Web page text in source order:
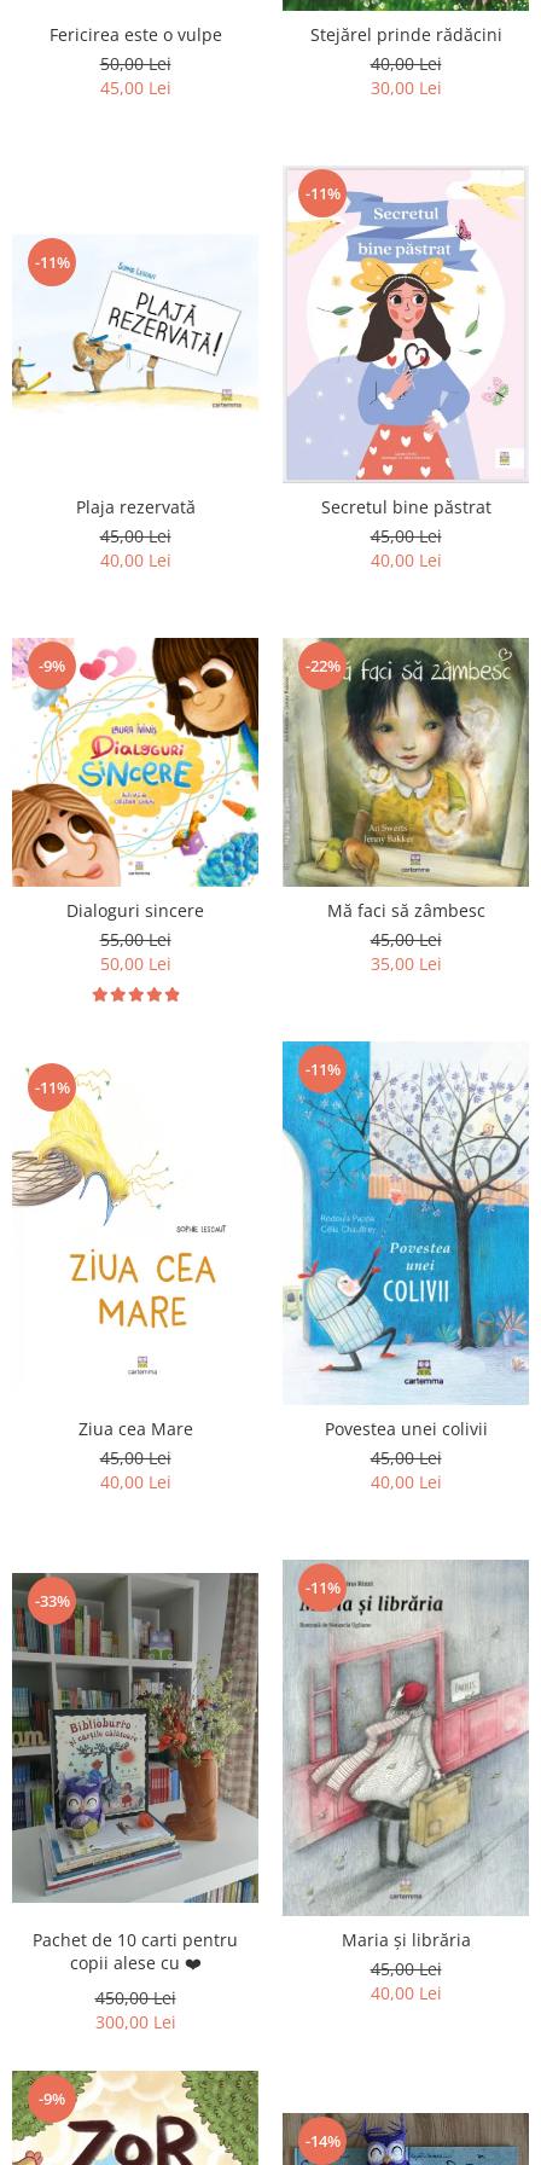
Editura Sophia
Editura Usborne
Fericirea este o vulpe
50,00 Lei
45,00 Lei
Stejărel prinde rădăcini
40,00 Lei
30,00 Lei
-11%
Plaja rezervată
45,00 Lei
40,00 Lei
-11%
Secretul bine păstrat
45,00 Lei
40,00 Lei
-9%
Dialoguri sincere
55,00 Lei
50,00 Lei
-22%
Mă faci să zâmbesc
45,00 Lei
35,00 Lei
-11%
Ziua cea Mare
45,00 Lei
40,00 Lei
-11%
Povestea unei colivii
45,00 Lei
40,00 Lei
-33%
Pachet de 10 carti pentru
copii alese cu ❤️
450,00 Lei
300,00 Lei
-11%
Maria și librăria
45,00 Lei
40,00 Lei
-9%
-14%